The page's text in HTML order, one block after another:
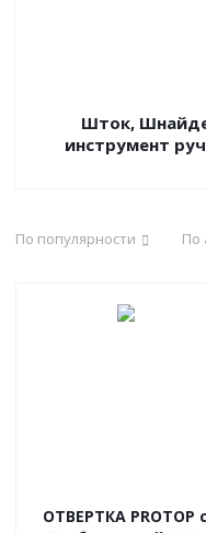
Шток,
инструмент
По популярности По
ОТВЕРТКА PROTOP с